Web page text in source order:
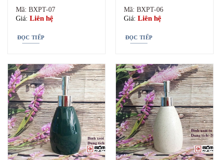
Mã: BXPT-07
Giá:Liên hệ
ĐỌC TIẾP
Mã: BXPT-06
Giá:Liên hệ
ĐỌC TIẾP